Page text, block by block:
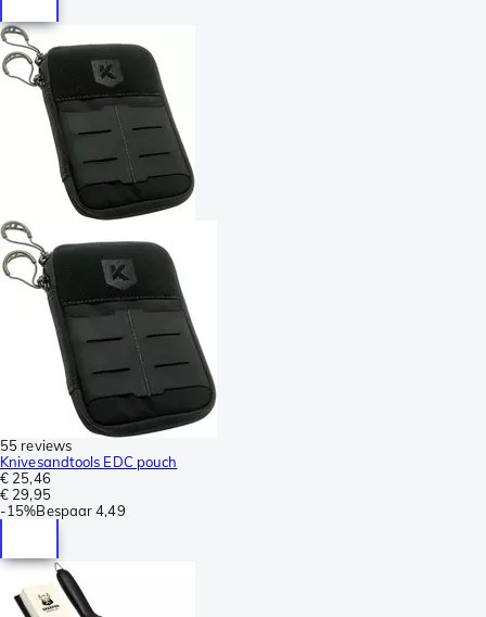
55 reviews
Knivesandtools EDC pouch
€ 25,46
€ 29,95
-15%Bespaar 4,49